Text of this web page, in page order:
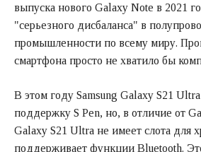
выпуска нового Galaxy Note в 2021
"серьезного дисбаланса" в
промышленности по всему миру.
смартфона просто не хватило бы
В этом году Samsung Galaxy S21
поддержку S Pen, но, в отличие от
Galaxy S21 Ultra не имеет слота для
поддерживает функции Bluetooth.